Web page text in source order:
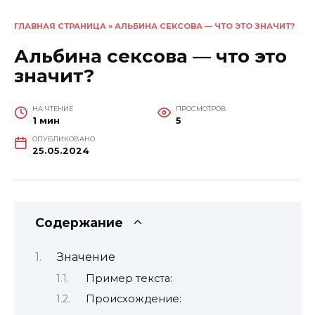
ГЛАВНАЯ СТРАНИЦА » АЛЬБИНА СЕКСОВА — ЧТО ЭТО ЗНАЧИТ?
Альбина сексова — что это
значит?
НА ЧТЕНИЕ
1 мин
ПРОСМОТРОВ
5
ОПУБЛИКОВАНО
25.05.2024
Содержание
Значение
Пример текста:
Происхождение: